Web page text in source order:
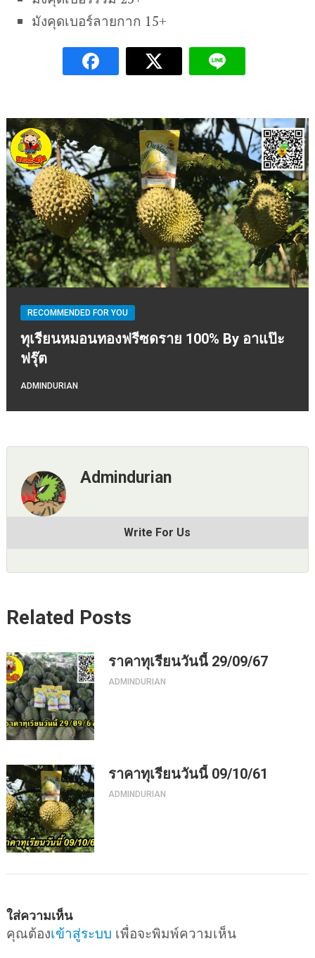
มังคุดเบอร์ลายกาก 15+
RECOMMENDED FOR YOU
ทุเรียนหมอนทองฟรีซดราย 100% By อาแป๊ะ
ฟรุ๊ต
ADMINDURIAN
Admindurian
Write For Us
Related Posts
ราคาทุเรียนวันนี้ 29/09/67
ADMINDURIAN
ราคาทุเรียนวันนี้ 09/10/61
ADMINDURIAN
ใส่ความเห็น
คุณต้องเข้าสู่ระบบ เพื่อจะพิมพ์ความเห็น